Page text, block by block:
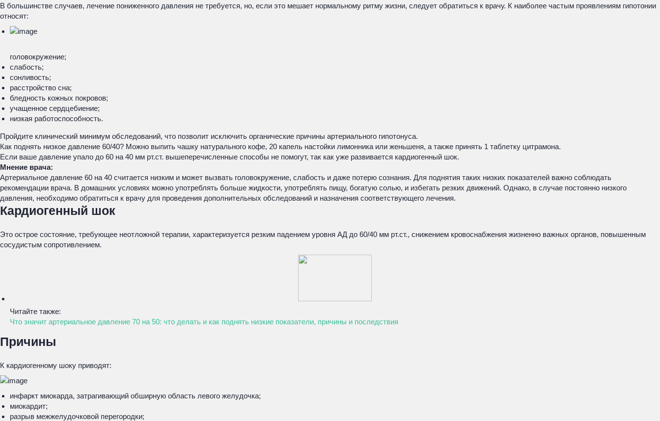
В большинстве случаев, лечение пониженного давления не требуется, но, если это мешает нормальному ритму жизни, следует обратиться к врачу. К наиболее частым проявлениям гипотонии
относят:
головокружение;
слабость;
сонливость;
расстройство сна;
бледность кожных покровов;
учащенное сердцебиение;
низкая работоспособность.
Пройдите клинический минимум обследований, что позволит исключить органические причины артериального гипотонуса.
Как поднять низкое давление 60/40? Можно выпить чашку натурального кофе, 20 капель настойки лимонника или женьшеня, а также принять 1 таблетку цитрамона.
Если ваше давление упало до 60 на 40 мм рт.ст. вышеперечисленные способы не помогут, так как уже развивается кардиогенный шок.
Мнение врача:
Артериальное давление 60 на 40 считается низким и может вызвать головокружение, слабость и даже потерю сознания. Для поднятия таких низких показателей важно соблюдать
рекомендации врача. В домашних условиях можно употреблять больше жидкости, употреблять пищу, богатую солью, и избегать резких движений. Однако, в случае постоянно низкого
давления, необходимо обратиться к врачу для проведения дополнительных обследований и назначения соответствующего лечения.
Кардиогенный шок
Это острое состояние, требующее неотложной терапии, характеризуется резким падением уровня АД до 60/40 мм рт.ст., снижением кровоснабжения жизненно важных органов, повышенным
сосудистым сопротивлением.
Читайте также:
Что значит артериальное давление 70 на 50: что делать и как поднять низкие показатели, причины и последствия
Причины
К кардиогенному шоку приводят:
инфаркт миокарда, затрагивающий обширную область левого желудочка;
миокардит;
разрыв межжелудочковой перегородки;